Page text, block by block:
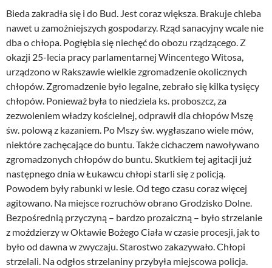
Bieda zakradła się i do Bud. Jest coraz większa. Brakuje chleba
nawet u zamożniejszych gospodarzy. Rząd sanacyjny wcale nie
dba o chłopa. Pogłębia się niechęć do obozu rządzącego. Z
okazji 25-lecia pracy parlamentarnej Wincentego Witosa,
urządzono w Rakszawie wielkie zgromadzenie okolicznych
chłopów. Zgromadzenie było legalne, zebrało się kilka tysięcy
chłopów. Ponieważ była to niedziela ks. proboszcz, za
zezwoleniem władzy kościelnej, odprawił dla chłopów Mszę
św. polową z kazaniem. Po Mszy św. wygłaszano wiele mów,
niektóre zachęcające do buntu. Także cichaczem nawoływano
zgromadzonych chłopów do buntu. Skutkiem tej agitacji już
następnego dnia w Łukawcu chłopi starli się z policją.
Powodem były rabunki w lesie. Od tego czasu coraz więcej
agitowano. Na miejsce rozruchów obrano Grodzisko Dolne.
Bezpośrednią przyczyną – bardzo prozaiczną – było strzelanie
z moździerzy w Oktawie Bożego Ciała w czasie procesji, jak to
było od dawna w zwyczaju. Starostwo zakazywało. Chłopi
strzelali. Na odgłos strzelaniny przybyła miejscowa policja.